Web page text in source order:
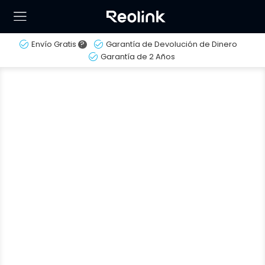
Envío Gratis ?
Garantía de Devolución de Dinero
Garantía de 2 Años